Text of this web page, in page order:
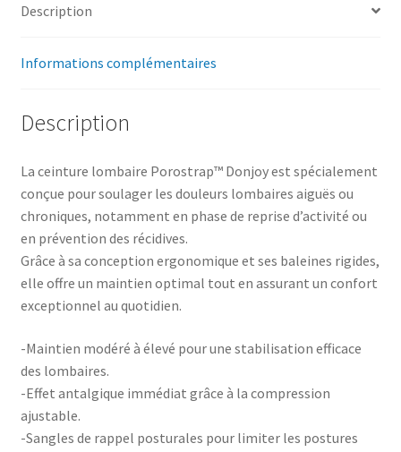
Description
Informations complémentaires
Description
La ceinture lombaire Porostrap™ Donjoy est spécialement
conçue pour soulager les douleurs lombaires aiguës ou
chroniques, notamment en phase de reprise d’activité ou
en prévention des récidives.
Grâce à sa conception ergonomique et ses baleines rigides,
elle offre un maintien optimal tout en assurant un confort
exceptionnel au quotidien.
-Maintien modéré à élevé pour une stabilisation efficace
des lombaires.
-Effet antalgique immédiat grâce à la compression
ajustable.
-Sangles de rappel posturales pour limiter les postures